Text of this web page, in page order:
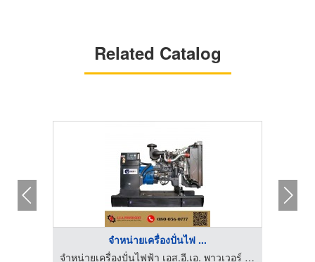
Related Catalog
จำหน่ายเครื่องปั่นไฟ ...
จำหน่ายเครื่องปั่นไฟฟ้า เอส.อี.เอ. พาวเวอร์ เจ็นท์